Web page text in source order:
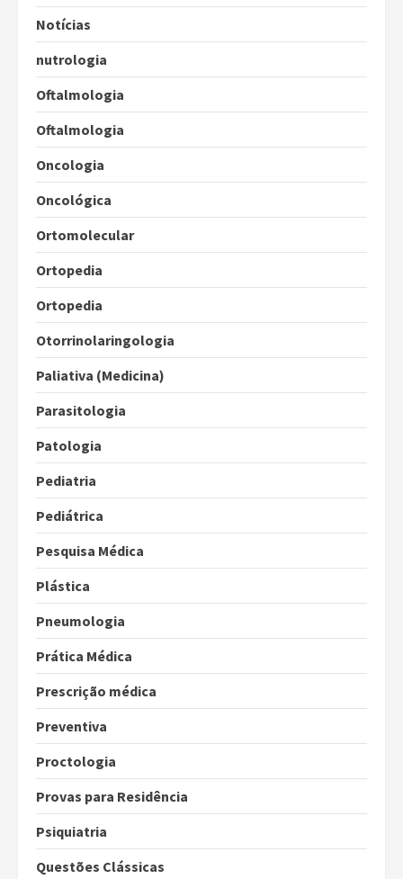
Notícias
nutrologia
Oftalmologia
Oftalmologia
Oncologia
Oncológica
Ortomolecular
Ortopedia
Ortopedia
Otorrinolaringologia
Paliativa (Medicina)
Parasitologia
Patologia
Pediatria
Pediátrica
Pesquisa Médica
Plástica
Pneumologia
Prática Médica
Prescrição médica
Preventiva
Proctologia
Provas para Residência
Psiquiatria
Questões Clássicas